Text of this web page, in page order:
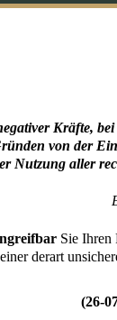
Kräfte, bei
von der
Nutzung aller
Sie Ihren
derart
(26-